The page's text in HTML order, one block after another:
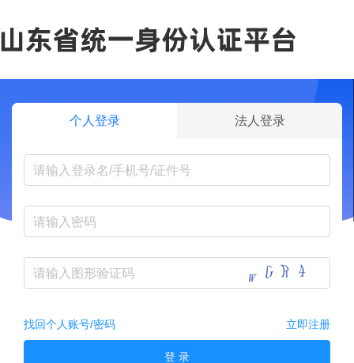
个人登录 法人登录
找回个人账号/密码 立即注册
登 录